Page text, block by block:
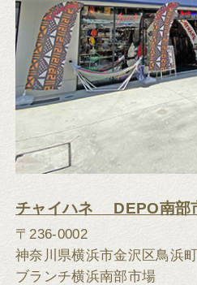
チャイハネ DEPO南部
〒236-0002
神奈川県横浜市金沢区鳥浜
ブランチ横浜南部市場